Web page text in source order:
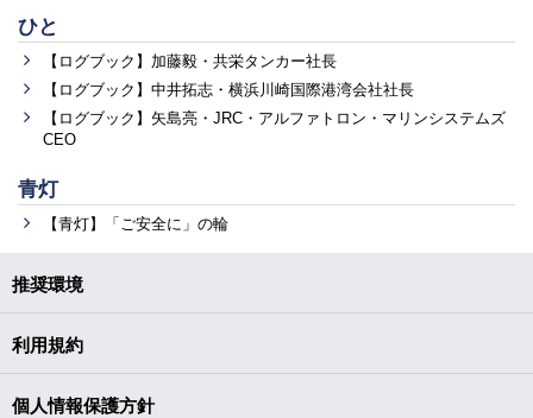
ひと
【ログブック】加藤毅・共栄タンカー社長
【ログブック】中井拓志・横浜川崎国際港湾会社社長
【ログブック】矢島亮・JRC・アルファトロン・マリンシステムズ
CEO
青灯
【青灯】「ご安全に」の輪
推奨環境
利用規約
個人情報保護方針